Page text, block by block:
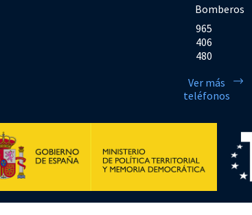
Bomberos
965
406
480
Ver más
teléfonos